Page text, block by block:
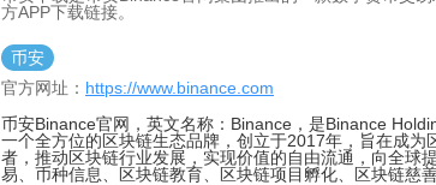
方APP下载链接。
币安
官方网址： https://www.binance.com
币安Binance官网，英文名称：Binance，是Binance
一个全方位的区块链生态品牌，创立于2017年，旨在成为
者，推动区块链行业发展，实现价值的自由流通，向全球
易、币种信息、区块链教育、区块链项目孵化、区块链慈善